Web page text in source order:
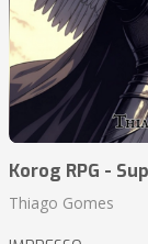
Korog RPG -
Thiago Gomes